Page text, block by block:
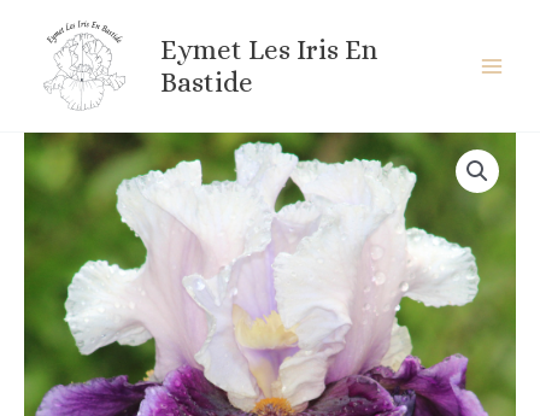
contenu
Eymet Les Iris En
Bastide
quantité
PARIS